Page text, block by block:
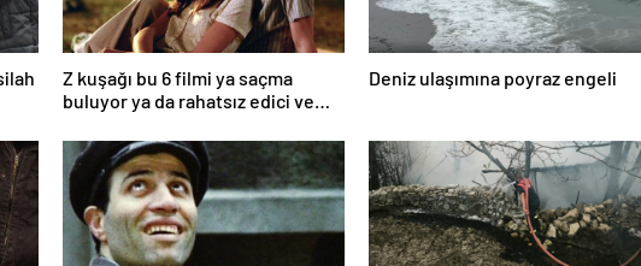
Z kuşağı bu 6 filmi ya saçma
buluyor ya da rahatsız edici ve
Deniz ulaşımına poyraz engeli